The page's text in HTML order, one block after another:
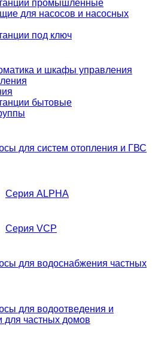
промышленные
для насосов и насосных
под ключ
и шкафы управления
бытовые
для систем отопления и ГВС
Серия ALPHA
Серия VCP
для водоснабжения частных
для водоотведения и
для частных домов